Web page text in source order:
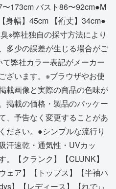
173cm バスト86〜92cm●M
身幅】45cm 【裄丈】34cm●
※弊社独自の採寸方法により
多少の誤差が生じる場合がご
弊社カラー表記がメーカー
ざいます。※ブラウザやお使
載画像と実際の商品の色味が
掲載の価格・製品のパッケー
、予告なく変更することがあ
ださい。●シンプルな流行り
汗速乾・通気性・UVカッ
。【クランク】【CLUNK】
ェア】【トップス】【半袖ハ
】【レディース】【れでぃ